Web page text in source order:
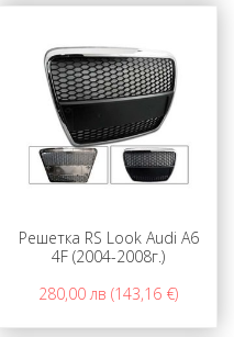
Решетка RS Look Audi А6
4F (2004-2008г.)
280,00 лв (143,16 €)